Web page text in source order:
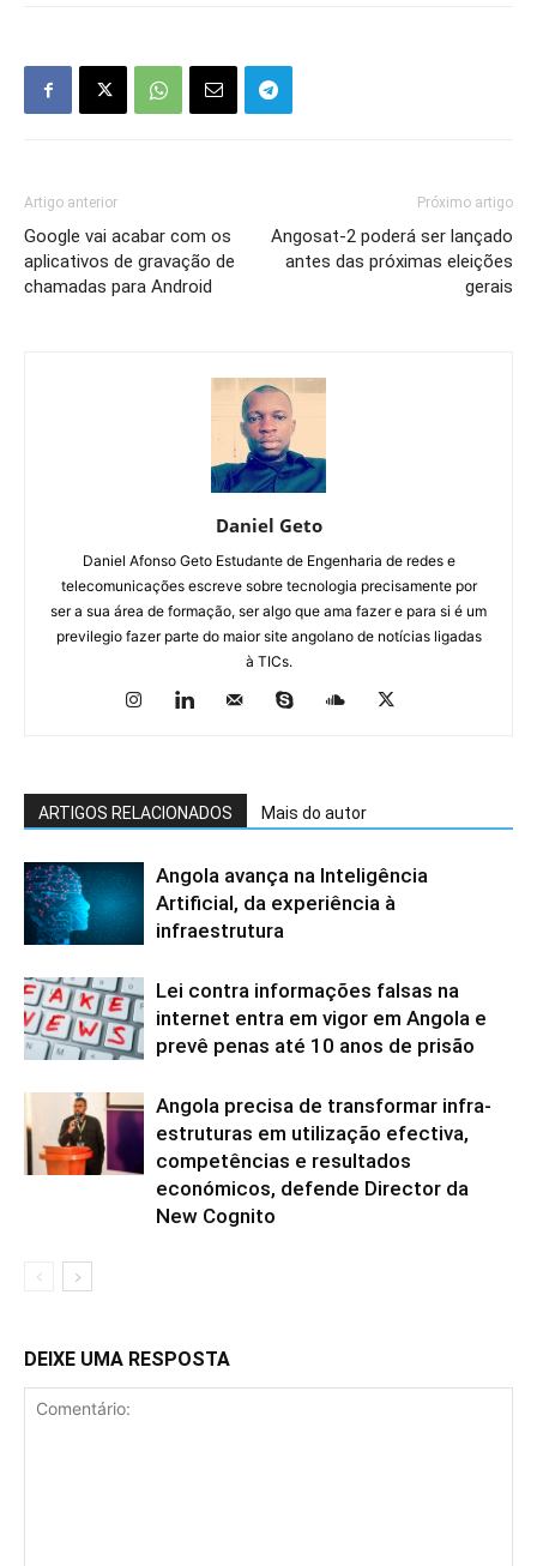
Artigo anterior
Google vai acabar com os
aplicativos de gravação de
chamadas para Android
Próximo artigo
Angosat-2 poderá ser lançado
antes das próximas eleições
gerais
Daniel Geto
Daniel Afonso Geto Estudante de Engenharia de redes e
telecomunicações escreve sobre tecnologia precisamente por
ser a sua área de formação, ser algo que ama fazer e para si é um
previlegio fazer parte do maior site angolano de notícias ligadas
à TICs.
ARTIGOS RELACIONADOS Mais do autor
Angola avança na Inteligência
Artificial, da experiência à
infraestrutura
Lei contra informações falsas na
internet entra em vigor em Angola e
prevê penas até 10 anos de prisão
Angola precisa de transformar infra-
estruturas em utilização efectiva,
competências e resultados
económicos, defende Director da
New Cognito
DEIXE UMA RESPOSTA